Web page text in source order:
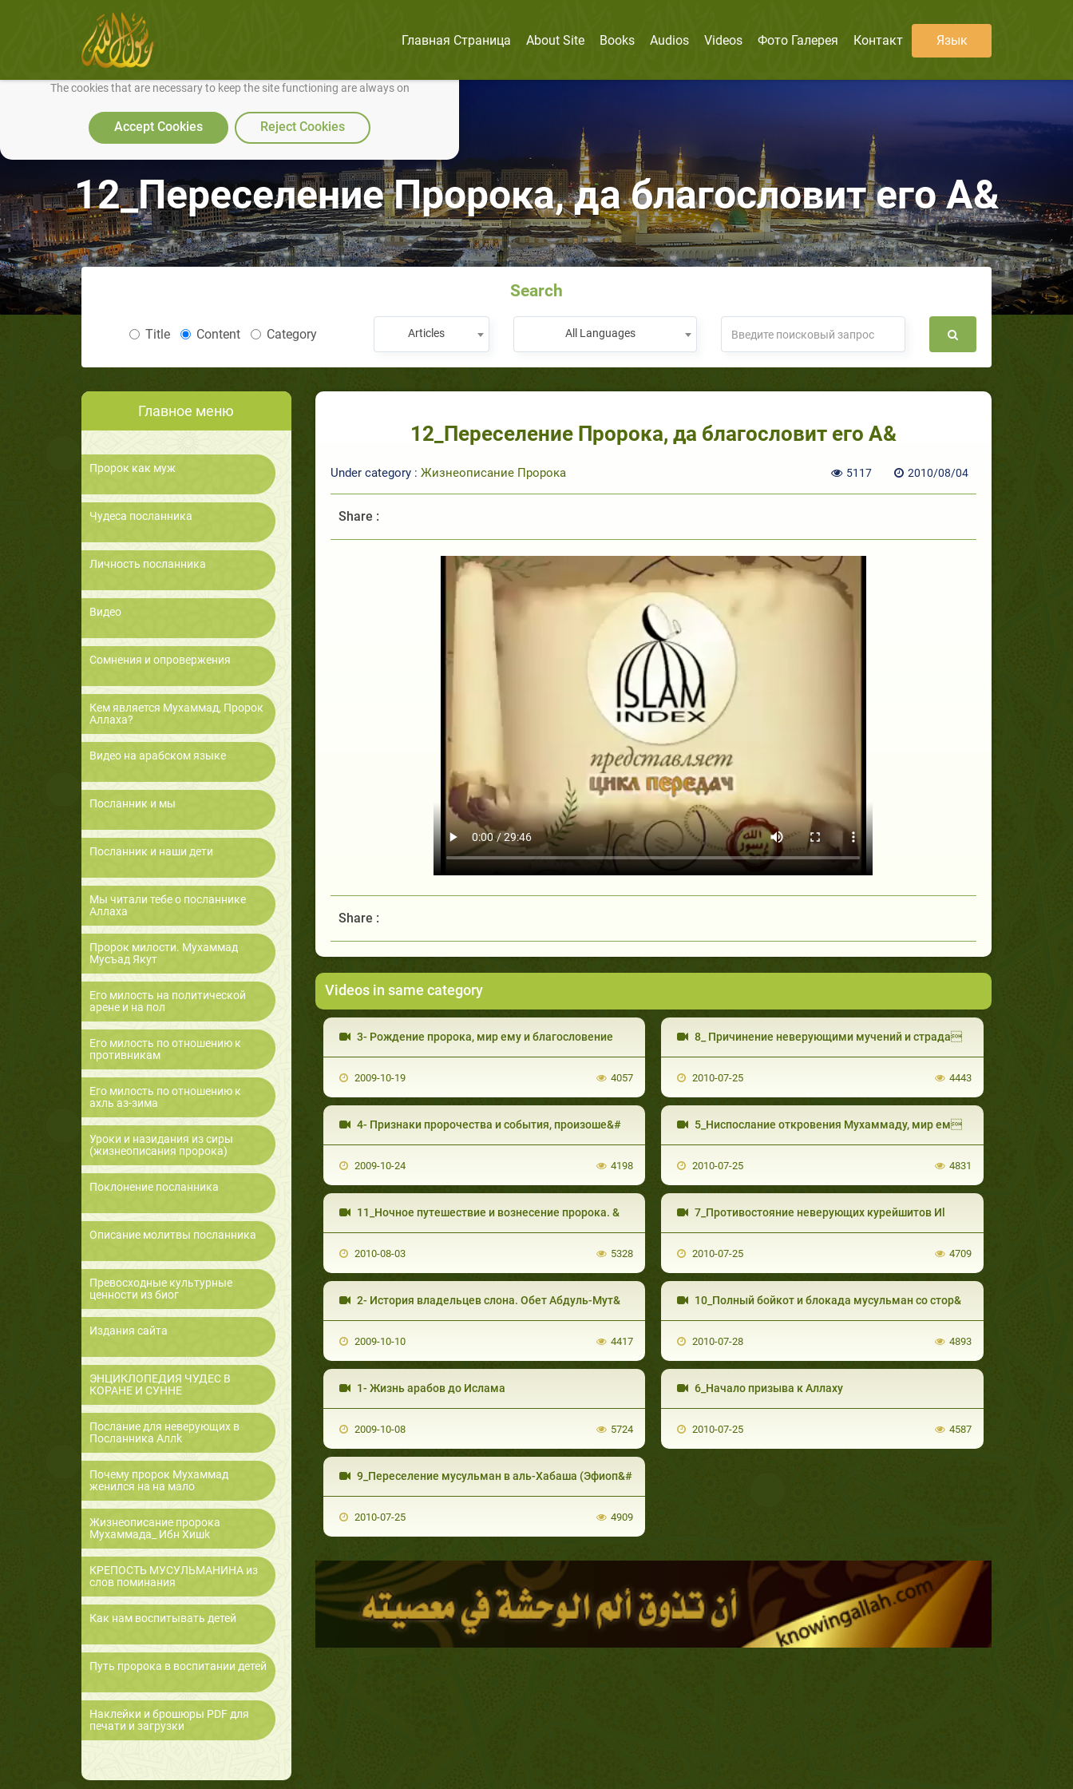
We use cookies to make our site work well for you and so we can continually improve it.
The cookies that are necessary to keep the site functioning are always on
Accept Cookies Reject Cookies
Главная Страница About Site Books Audios Videos Фото Галерея Контакт Язык
12_Переселение Пророка, да благословит его А&
Search
Title Content Category Articles All Languages
Главное меню
Пророк как муж
Чудеса посланника
Личность посланника
Видео
Сомнения и опровержения
Кем является Мухаммад, Пророк
Аллаха?
Видео на арабском языке
Посланник и мы
Посланник и наши дети
Мы читали тебе о посланнике
Аллаха
Пророк милости. Мухаммад
Мусъад Якут
Его милость на политической
арене и на пол
Его милость по отношению к
противникам
Его милость по отношению к
ахль аз-зима
Уроки и назидания из сиры
(жизнеописания пророка)
Поклонение посланника
Описание молитвы посланника
Превосходные культурные
ценности из биог
Издания сайта
ЭНЦИКЛОПЕДИЯ ЧУДЕС В
КОРАНЕ И СУННЕ
Послание для неверующих в
Посланника Аллk
Почему пророк Мухаммад
женился на на мало
Жизнеописание пророка
Мухаммада_ Ибн Хишk
КРЕПОСТЬ МУСУЛЬМАНИНА из
слов поминания
Как нам воспитывать детей
Путь пророка в воспитании детей
Наклейки и брошюры PDF для
печати и загрузки
12_Переселение Пророка, да благословит его А&
Under category : Жизнеописание Пророка 5117 2010/08/04
Share :
Share :
Videos in same category
3- Рождение пророка, мир ему и благословение
2009-10-19 4057
8_ Причинение неверующими мучений и страда
2010-07-25 4443
4- Признаки пророчества и события, произоше&#
2009-10-24 4198
5_Ниспослание откровения Мухаммаду, мир ем
2010-07-25 4831
11_Ночное путешествие и вознесение пророка. &
2010-08-03 5328
7_Противостояние неверующих курейшитов Иl
2010-07-25 4709
2- История владельцев слона. Обет Абдуль-Мут&
2009-10-10 4417
10_Полный бойкот и блокада мусульман со стор&
2010-07-28 4893
1- Жизнь арабов до Ислама
2009-10-08 5724
6_Начало призыва к Аллаху
2010-07-25 4587
9_Переселение мусульман в аль-Хабаша (Эфиоп&#
2010-07-25 4909